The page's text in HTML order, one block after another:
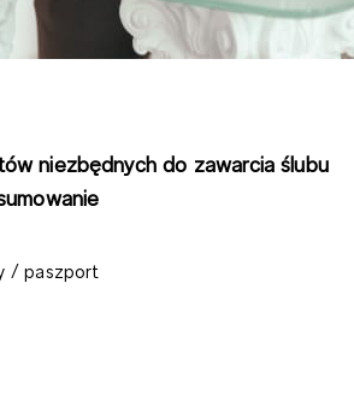
niezbędnych do zawarcia ślubu
/ paszport